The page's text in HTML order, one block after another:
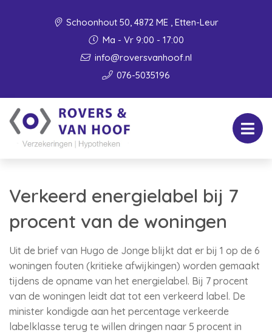
Schoonhout 50, 4872 ME , Etten-Leur
Ma - Vr 9:00 - 17:00
info@roversvanhoof.nl
076-5035196
Verkeerd energielabel bij 7
procent van de woningen
Uit de brief van Hugo de Jonge blijkt dat er bij 1 op de 6
woningen fouten (kritieke afwijkingen) worden gemaakt
tijdens de opname van het energielabel. Bij 7 procent
van de woningen leidt dat tot een verkeerd label. De
minister kondigde aan het percentage verkeerde
labelklasse terug te willen dringen naar 5 procent in